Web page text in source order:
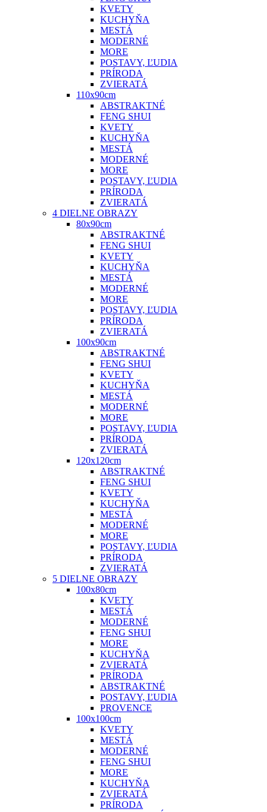
KVETY
KUCHYŇA
MESTÁ
MODERNÉ
MORE
POSTAVY, ĽUDIA
PRÍRODA
ZVIERATÁ
110x90cm
ABSTRAKTNÉ
FENG SHUI
KVETY
KUCHYŇA
MESTÁ
MODERNÉ
MORE
POSTAVY, ĽUDIA
PRÍRODA
ZVIERATÁ
4 DIELNE OBRAZY
80x90cm
ABSTRAKTNÉ
FENG SHUI
KVETY
KUCHYŇA
MESTÁ
MODERNÉ
MORE
POSTAVY, ĽUDIA
PRÍRODA
ZVIERATÁ
100x90cm
ABSTRAKTNÉ
FENG SHUI
KVETY
KUCHYŇA
MESTÁ
MODERNÉ
MORE
POSTAVY, ĽUDIA
PRÍRODA
ZVIERATÁ
120x120cm
ABSTRAKTNÉ
FENG SHUI
KVETY
KUCHYŇA
MESTÁ
MODERNÉ
MORE
POSTAVY, ĽUDIA
PRÍRODA
ZVIERATÁ
5 DIELNE OBRAZY
100x80cm
KVETY
MESTÁ
MODERNÉ
FENG SHUI
MORE
KUCHYŇA
ZVIERATÁ
PRÍRODA
ABSTRAKTNÉ
POSTAVY, ĽUDIA
PROVENCE
100x100cm
KVETY
MESTÁ
MODERNÉ
FENG SHUI
MORE
KUCHYŇA
ZVIERATÁ
PRÍRODA